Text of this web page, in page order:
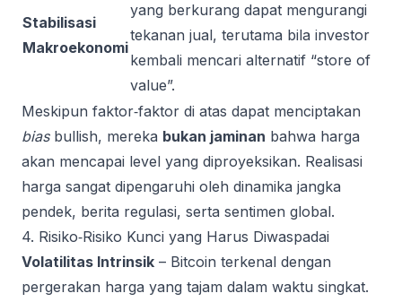
Stabilisasi
Makroekonomi
yang berkurang dapat mengurangi
tekanan jual, terutama bila investor
kembali mencari alternatif “store of
value”.
Meskipun faktor‑faktor di atas dapat menciptakan
biasbullish, mereka bukan jaminan bahwa harga
akan mencapai level yang diproyeksikan. Realisasi
harga sangat dipengaruhi oleh dinamika jangka
pendek, berita regulasi, serta sentimen global.
4. Risiko‑Risiko Kunci yang Harus Diwaspadai
Volatilitas Intrinsik – Bitcoin terkenal dengan
pergerakan harga yang tajam dalam waktu singkat.